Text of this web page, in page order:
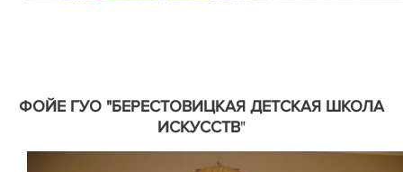
ФОЙЕ ГУО "БЕРЕСТОВИЦКАЯ ДЕТСКАЯ ШКОЛА
ИСКУССТВ"